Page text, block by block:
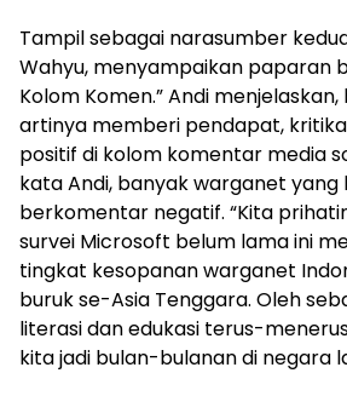
Tampil sebagai narasumber
Wahyu, menyampaikan paparan
Kolom Komen.” Andi
artinya memberi pendapat,
positif di kolom komentar media
kata Andi, banyak warganet yang
berkomentar negatif. “Kita
survei Microsoft belum lama ini
tingkat kesopanan warganet
buruk se-Asia Tenggara. Oleh
literasi dan edukasi terus-
kita jadi bulan-bulanan di negara